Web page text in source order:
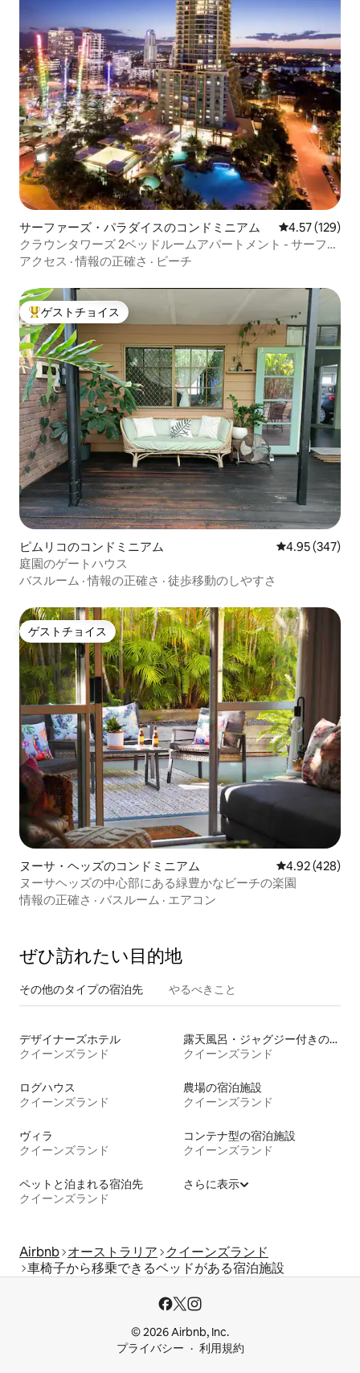
サーファーズ・パラダイスのコンドミニアム レビュー129
4.57 (129)
クラウンタワーズ 2ベッドルームアパートメント - サーファ
ーズパラダイス
アクセス ·情報の正確さ · ビーチ
大好評のゲストチョイスです。
ゲストチョイス
ピムリコのコンドミニアム レビュー347
4.95 (347)
庭園のゲートハウス
バスルーム ·情報の正確さ · 徒歩移動のしやすさ
ゲストチョイス
ゲストチョイス
ヌーサ・ヘッズのコンドミニアム レビュー428
4.92 (428)
ヌーサヘッズの中心部にある緑豊かなビーチの楽園
情報の正確さ · バスルーム · エアコン
ぜひ訪⁠れ⁠た⁠い目⁠的⁠地
その他のタ⁠イ⁠プ⁠の宿⁠泊⁠先 やるべきこと
デザイナーズホテル
クイーンズランド
露天風呂・ジャグジー付きの宿泊施設
クイーンズランド
ログハウス
クイーンズランド
農場の宿泊施設
クイーンズランド
ヴィラ
クイーンズランド
コンテナ型の宿泊施設
クイーンズランド
ペットと泊まれる宿泊先
クイーンズランド
さらに表示
Airbnb オーストラリア
クイーンズランド
車椅子から移乗できるベッドがある宿泊施設
© 2026 Airbnb, Inc.
プライバシー
利用規約